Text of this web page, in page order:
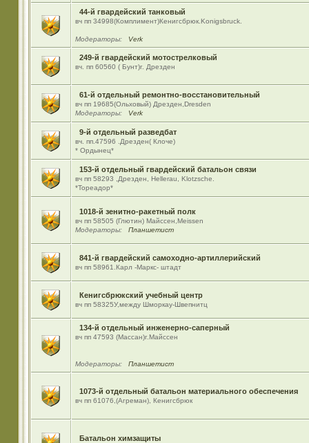
44-й гвардейский танковый
вч пп 34998(Комплимент)Кенигсбрюк.Konigsbruck.
Модераторы: Verk
249-й гвардейский мотострелковый
вч. пп 60560 ( Бунт)г. Дрезден
61-й отдельный ремонтно-восстановительный
вч пп 19685(Ольховый) Дрезден,Dresden
Модераторы:
Verk
9-й отдельный разведбат
вч. пп.47596 .Дрезден( Клоче)
* Ордынец*
153-й отдельный гвардейский батальон связи
вч пп 58293 ,Дрезден, Hellerau, Klotzsche.
*Тореадор*
1018-й зенитно-ракетный полк
вч пп 58505 (Глютин) Майсcен,Meissen
Модераторы:
Планшетист
841-й гвардейский самоходно-артиллерийский
вч пп 58961.Карл -Маркс- штадт
Кенигсбрюкский учебный центр
вч пп 58325У,между Шморкау-Швепнитц
134-й отдельный инженерно-саперный
вч пп 47593 (Массан)г.Майссен
Модераторы: Планшетист
1073-й отдельный батальон материального обеспечения
вч пп 61076,(Агреман), Кенигсбрюк
Батальон химзащиты